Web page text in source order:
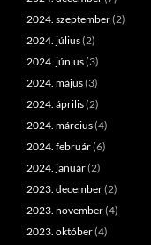
2024. szeptember(2)
2024. július(2)
2024. június(3)
2024. május(3)
2024. április(2)
2024. március(4)
2024. február(6)
2024. január(2)
2023. december(2)
2023. november(4)
2023. október(4)